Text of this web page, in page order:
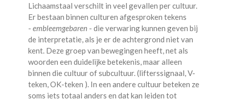
Lichaamstaal verschilt in veel gevallen per cultuur.
Er bestaan binnen culturen afgesproken tekens
- embleemgebaren - die verwaring kunnen geven bij
de interpretatie, als je er de achtergrond niet van
kent. Deze groep van bewegingen heeft, net als
woorden een duidelijke betekenis, maar alleen
binnen die cultuur of subcultuur. (lifterssignaal, V-
teken, OK-teken ). In een andere cultuur beteken ze
soms iets totaal anders en dat kan leiden tot